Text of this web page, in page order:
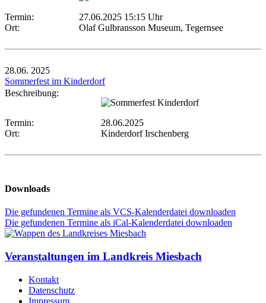
Termin:
27.06.2025 15:15 Uhr
Ort:
Olaf Gulbransson Museum, Tegernsee
28.06. 2025
Sommerfest im Kinderdorf
Beschreibung:
Termin:
28.06.2025
Ort:
Kinderdorf Irschenberg
Downloads
Die gefundenen Termine als VCS-Kalenderdatei downloaden
Die gefundenen Termine als iCal-Kalenderdatei downloaden
Veranstaltungen im Landkreis Miesbach
Kontakt
Datenschutz
Impressum